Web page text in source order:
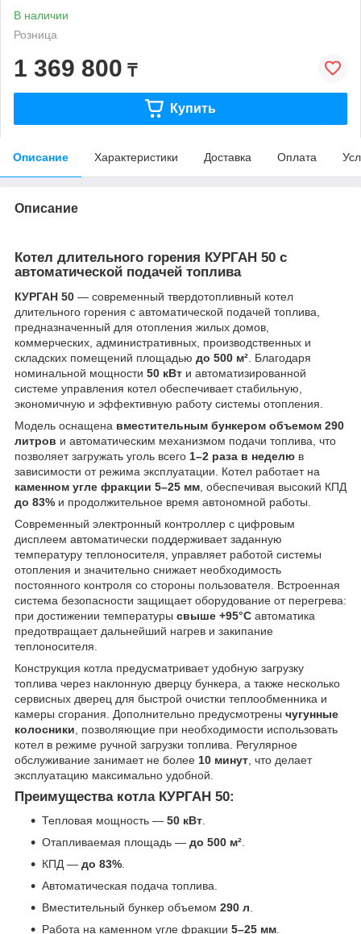
В наличии
Розница
1 369 800 ₸
Купить
Описание Характеристики Доставка Оплата
Описание
Котел длительного горения КУРГАН 50 с
автоматической подачей топлива
КУРГАН 50 — современный твердотопливный котел
длительного горения с автоматической подачей топлива,
предназначенный для отопления жилых домов,
коммерческих, административных, производственных и
складских помещений площадью до 500 м² . Благодаря
номинальной мощности 50 кВт и автоматизированной
системе управления котел обеспечивает стабильную,
экономичную и эффективную работу системы отопления.
Модель оснащена вместительным бункером объемом 290
литров и автоматическим механизмом подачи топлива, что
позволяет загружать уголь всего 1–2 раза в неделю в
зависимости от режима эксплуатации. Котел работает на
каменном угле фракции 5–25 мм , обеспечивая высокий КПД
до 83% и продолжительное время автономной работы.
Современный электронный контроллер с цифровым
дисплеем автоматически поддерживает заданную
температуру теплоносителя, управляет работой системы
отопления и значительно снижает необходимость
постоянного контроля со стороны пользователя. Встроенная
система безопасности защищает оборудование от перегрева:
при достижении температуры свыше +95°C автоматика
предотвращает дальнейший нагрев и закипание
теплоносителя.
Конструкция котла предусматривает удобную загрузку
топлива через наклонную дверцу бункера, а также несколько
сервисных дверец для быстрой очистки теплообменника и
камеры сгорания. Дополнительно предусмотрены чугунные
колосники , позволяющие при необходимости использовать
котел в режиме ручной загрузки топлива. Регулярное
обслуживание занимает не более 10 минут , что делает
эксплуатацию максимально удобной.
Преимущества котла КУРГАН 50:
Тепловая мощность — 50 кВт.
Отапливаемая площадь — до 500 м².
КПД — до 83%.
Автоматическая подача топлива.
Вместительный бункер объемом 290 л.
Работа на каменном угле фракции 5–25 мм.